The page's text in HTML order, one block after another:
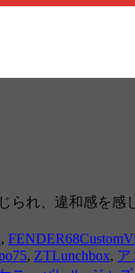
られ、違和感を感
,
, ZTLunchbox, ア